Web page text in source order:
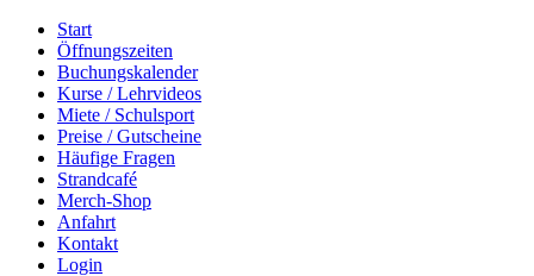
Start
Öffnungszeiten
Buchungskalender
Kurse / Lehrvideos
Miete / Schulsport
Preise / Gutscheine
Häufige Fragen
Strandcafé
Merch-Shop
Anfahrt
Kontakt
Login